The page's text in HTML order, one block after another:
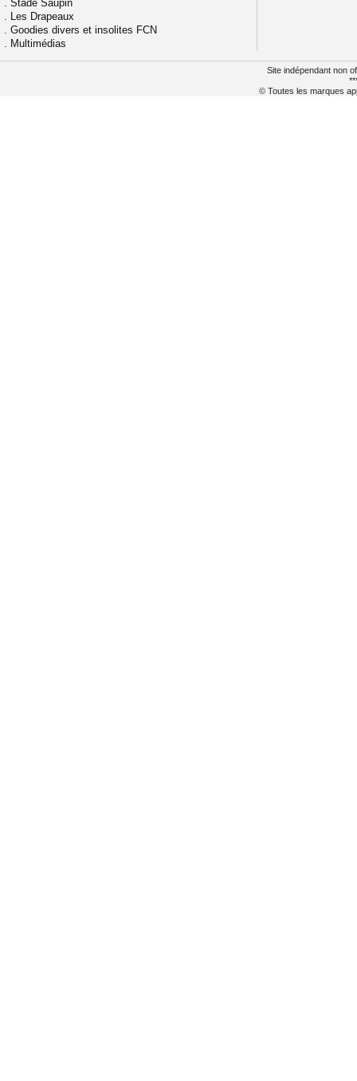
. Stade Saupin
. Les Drapeaux
. Goodies divers et insolites FCN
. Multimédias
Site indépendant non
© Toutes les marques